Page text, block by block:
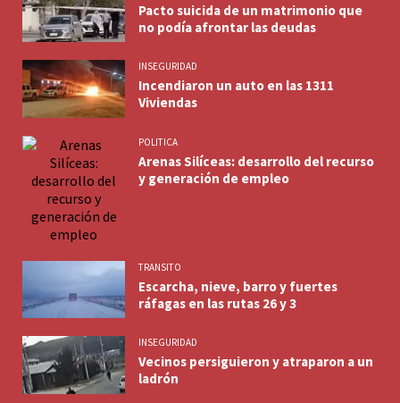
Pacto suicida de un matrimonio que
no podía afrontar las deudas
INSEGURIDAD
Incendiaron un auto en las 1311
Viviendas
POLITICA
Arenas Silíceas: desarrollo del recurso
y generación de empleo
TRANSITO
Escarcha, nieve, barro y fuertes
ráfagas en las rutas 26 y 3
INSEGURIDAD
Vecinos persiguieron y atraparon a un
ladrón